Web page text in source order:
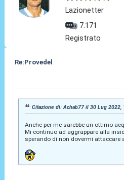
Lazionetter
7.171
Registrato
Re:Provedel
Citazione di: Achab77 il 30 Lug 2022,
Anche per me sarebbe un ottimo
Mi continuo ad aggrappare alla
sperando di non dovermi attaccare